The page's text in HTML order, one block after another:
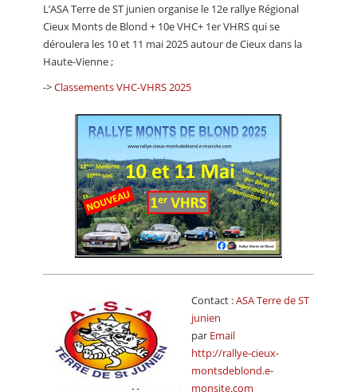
CALENDRIER
FOCUS
ANNUAIRES
PETITES ANNONCES
L’ASA Terre de ST junien organise le 12e rallye Régional
Cieux Monts de Blond + 10e VHC+ 1er VHRS qui se
déroulera les 10 et 11 mai 2025 autour de Cieux dans la
Haute-Vienne ;
->Classements VHC-VHRS 2025
Contact :ASA Terre de ST
junien
par Email
http://rallye-cieux-
montsdeblond.e-
monsite.com